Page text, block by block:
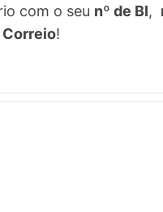
com o seu nº de BI,
Correio!